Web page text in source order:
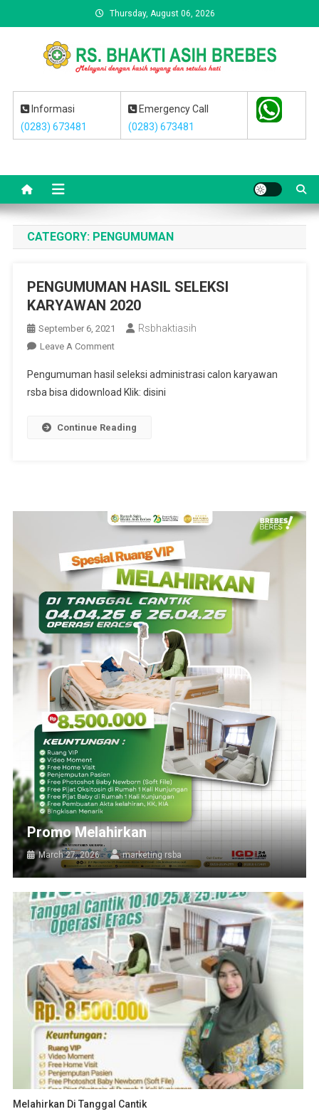
to
Thursday, August 06, 2026
RS BHAKTI ASIH BREBES
Informasi
(0283) 673481
Emergency Call
(0283) 673481
CATEGORY: PENGUMUMAN
PENGUMUMAN HASIL SELEKSI
KARYAWAN 2020
September 6, 2021 Rsbhaktiasih
Leave A CommentOn
HASIL
SELEKSI
2020
Pengumuman hasil seleksi administrasi calon karyawan
rsba bisa didownload Klik: disini
Continue Reading
Promo Melahirkan
March 27, 2026 marketing rsba
Melahirkan Di Tanggal Cantik